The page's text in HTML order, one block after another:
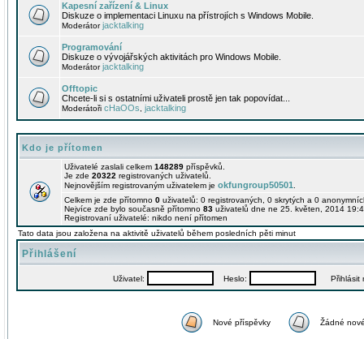
Kapesní zařízení & Linux
Diskuze o implementaci Linuxu na přístrojích s Windows Mobile.
Moderátorjacktalking
Programování
Diskuze o vývojářských aktivitách pro Windows Mobile.
Moderátorjacktalking
Offtopic
Chcete-li si s ostatními uživateli prostě jen tak popovídat...
Moderátoři cHaOOs jacktalking
Kdo je přítomen
Uživatelé zaslali celkem 148289 příspěvků.
Je zde 20322 registrovaných uživatelů.
Nejnovějším registrovaným uživatelem je okfungroup50501
Celkem je zde přítomno 0 uživatelů: 0 registrovaných, 0 skrytých a 0
Nejvíce zde bylo současně přítomno 83 uživatelů dne ne 25. květen, 2014
Registrovaní uživatelé: nikdo není přítomen
Tato data jsou založena na aktivitě uživatelů během posledních pěti minut
Přihlášení
Uživatel: Heslo: Přihlásit
Nové příspěvky Žádné